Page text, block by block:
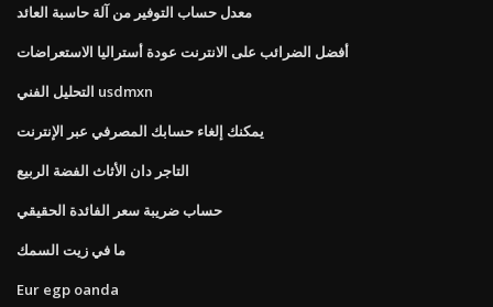
معدل حساب التوفير من آلة حاسبة العائد
أفضل الضرائب على الانترنت عودة أستراليا الاستعراضات
التحليل الفني usdmxn
يمكنك إلغاء حسابك المصرفي عبر الإنترنت
التاجر دان الأثاث الفضة الربيع
حساب ضريبة سعر الفائدة الحقيقي
ما في زيت السمك
Eur egp oanda